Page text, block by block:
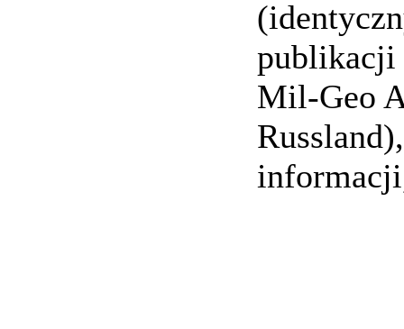
publikacji
Mil-Geo